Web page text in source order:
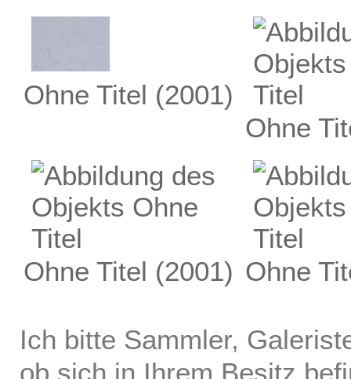
Ohne Titel (2001)
Ohne
Ohne Titel (2001) Ohne
Ich bitte Sammler,
ob sich in Ihrem Besitz